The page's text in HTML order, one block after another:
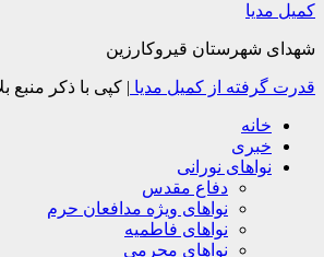
کمیل مدیا
شهدای شهرستان قیروکارزین
قدرت گرفته از کمیل مدیا | کپی با ذکر منبع
خانه
خبری
نواهای نورانی
دفاع مقدس
نواهای ویژه مدافعان حرم
نواهای فاطمیه
نواهای محرمی